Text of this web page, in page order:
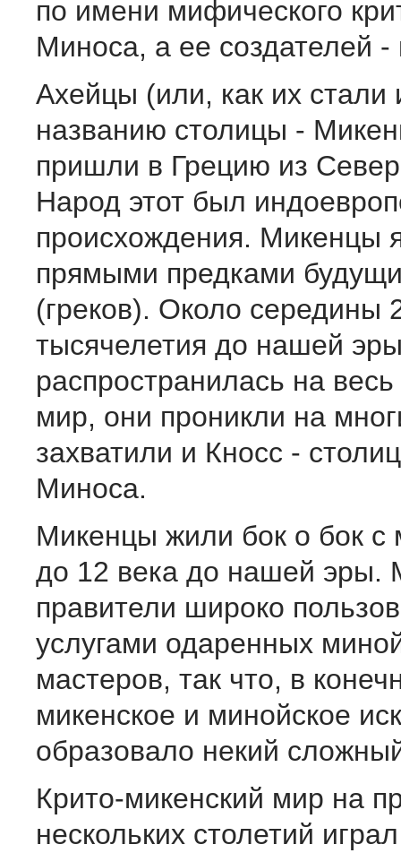
по имени мифического
Миноса, а ее создателей
Ахейцы (или, как их стали
названию столицы -
пришли в Грецию из
Народ этот был
происхождения. Микенцы
прямыми предками
(греков). Около середины
тысячелетия до нашей
распространилась на
мир, они проникли на
захватили и Кносс -
Миноса.
Микенцы жили бок о бок с
до 12 века до нашей эры.
правители широко
услугами одаренных
мастеров, так что, в
микенское и минойское
образовало некий
Крито-микенский мир на
нескольких столетий